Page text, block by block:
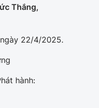
Thắng,
22/4/2025.
hành: